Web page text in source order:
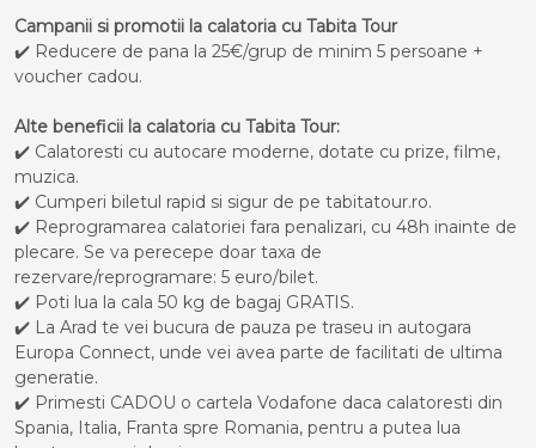
Campanii si promotii la calatoria cu Tabita Tour
✔️ Reducere de pana la 25€/grup de minim 5 persoane +
voucher cadou.
Alte beneficii la calatoria cu Tabita Tour:
✔️ Calatoresti cu autocare moderne, dotate cu prize, filme,
muzica.
✔️ Cumperi biletul rapid si sigur de pe tabitatour.ro.
✔️ Reprogramarea calatoriei fara penalizari, cu 48h inainte de
plecare. Se va perecepe doar taxa de
rezervare/reprogramare: 5 euro/bilet.
✔️ Poti lua la cala 50 kg de bagaj GRATIS.
✔️ La Arad te vei bucura de pauza pe traseu in autogara
Europa Connect, unde vei avea parte de facilitati de ultima
generatie.
✔️ Primesti CADOU o cartela Vodafone daca calatoresti din
Spania, Italia, Franta spre Romania, pentru a putea lua